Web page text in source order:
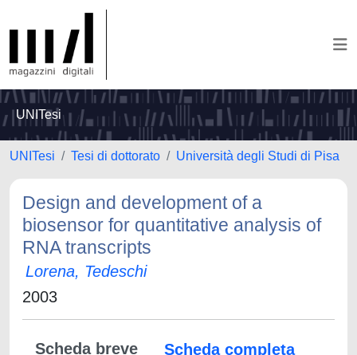
UNITesi
UNITesi Tesi di dottorato Università degli Studi di Pisa
Design and development of a
biosensor for quantitative analysis of
RNA transcripts
Lorena, Tedeschi
2003
Scheda breve
Scheda completa